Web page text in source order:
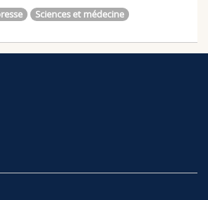
Sciences et médecine